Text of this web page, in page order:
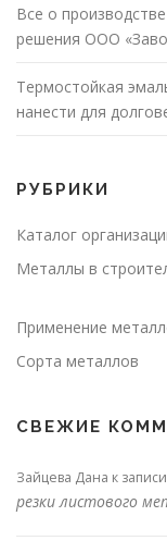
Все о
решения ООО
Термостойкая
нанести для
РУБРИКИ
Каталог
Металлы в
Применение
Сорта металлов
СВЕЖИЕ
Зайцева Дана к записи
резки листового